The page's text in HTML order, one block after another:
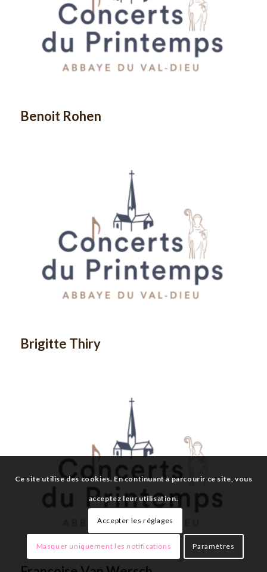
Benoit Rohen
Brigitte Thiry
Ce site utilise des cookies. En continuant à parcourir ce site, vous
acceptez leur utilisation.
Accepter les réglages
Masquer uniquement les notifications Paramètres